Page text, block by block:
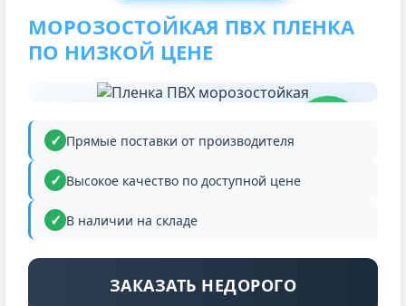
МОРОЗОСТОЙКАЯ ПВХ ПЛЕНКА
ПО НИЗКОЙ ЦЕНЕ
Прямые поставки от производителя
Высокое качество по доступной цене
В наличии на складе
ЗАКАЗАТЬ НЕДОРОГО